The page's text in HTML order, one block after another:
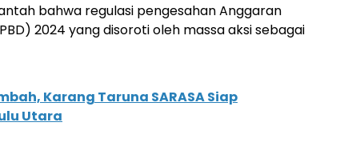
bahwa regulasi pengesahan Anggaran
2024 yang disoroti oleh massa aksi sebagai
Karang Taruna SARASA Siap
Utara